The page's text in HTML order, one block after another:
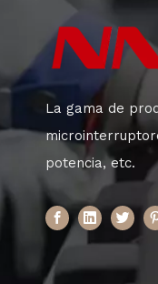
La gama de
potencia, etc.